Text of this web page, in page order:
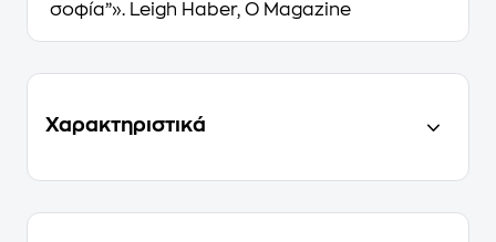
σοφία”». Leigh Haber, O Magazine
Χαρακτηριστικά